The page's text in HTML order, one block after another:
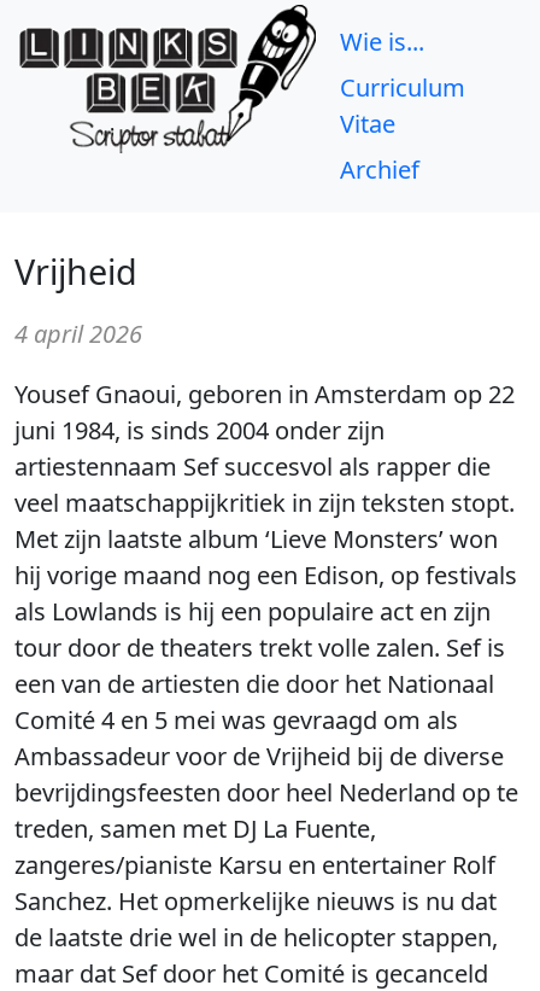
Wie is...
Curriculum
Vitae
Archief
Vrijheid
4 april 2026
Yousef Gnaoui, geboren in Amsterdam op 22
juni 1984, is sinds 2004 onder zijn
artiestennaam Sef succesvol als rapper die
veel maatschappijkritiek in zijn teksten stopt.
Met zijn laatste album ‘Lieve Monsters’ won
hij vorige maand nog een Edison, op festivals
als Lowlands is hij een populaire act en zijn
tour door de theaters trekt volle zalen. Sef is
een van de artiesten die door het Nationaal
Comité 4 en 5 mei was gevraagd om als
Ambassadeur voor de Vrijheid bij de diverse
bevrijdingsfeesten door heel Nederland op te
treden, samen met DJ La Fuente,
zangeres/pianiste Karsu en entertainer Rolf
Sanchez. Het opmerkelijke nieuws is nu dat
de laatste drie wel in de helicopter stappen,
maar dat Sef door het Comité is gecanceld